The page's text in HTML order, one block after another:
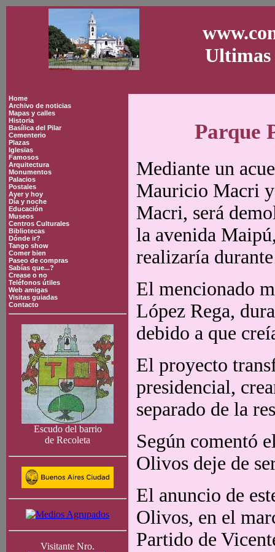
Ultimas
Home
Archivo de noticias
Mapas y calles
Historia
Basílica del Pilar
Cementerio
Plazas
Iglesias
Famosos
Arquitectura
Monumentos
Palacios
Postales
Ayer y hoy
Día y noche
Educación
Museos
Centros Culturales
Bibliotecas
Dónde ir?
Tango show
Comer bien
Paseo de compras
Sabías que...?
Crease o no
Teléfonos útiles
Web amigas
Visitas guiadas
Contacto
Escudo del barrio
de Recoleta
Visitante Nro.
Parque
Mediante un
Mauricio Macri y
Macri, será
la avenida
realizaría
El mencionado
López Rega,
debido a que
El proyecto
presidencial,
separado de la
Según comentó
Olivos deje de
El anuncio de
Olivos, en el
Partido de